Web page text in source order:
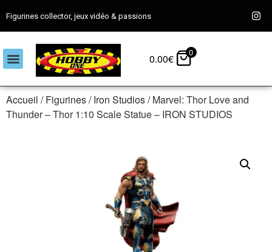
Figurines collector, jeux vidéo & passions
0.00€ 0
Accueil /Figurines/Iron Studios/ Marvel: Thor Love and
Thunder – Thor 1:10 Scale Statue – IRON STUDIOS